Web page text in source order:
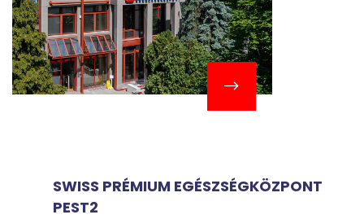
SWISS PRÉMIUM EGÉSZSÉGKÖZPONT
PEST2